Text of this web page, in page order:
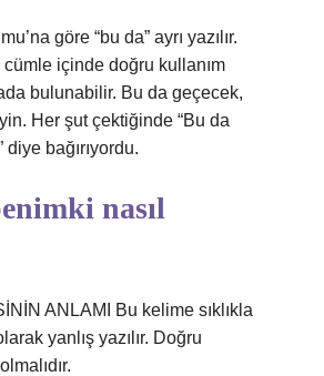
göre “bu da” ayrı yazılır.
içinde doğru kullanım
bulunabilir. Bu da geçecek,
Her şut çektiğinde “Bu da
bağırıyordu.
nasıl
ANLAMI Bu kelime sıklıkla
yanlış yazılır. Doğru